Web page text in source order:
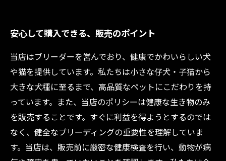
安心して購入できる、販売のポイント
当店はブリーダーを営んでおり、健康でかわいらしい犬
や猫を提供しています。私たちは小さな仔犬・子猫から
大きな犬種に至るまで、高品質なペットにこだわりを持
っています。また、当店のポリシーは健康な生き物のみ
を販売することです。すぐに利益を得ようとするのでは
なく、健全なブリーディングの重要性を理解していま
す。当店は、販売前に厳密な健康検査を行い、動物が病